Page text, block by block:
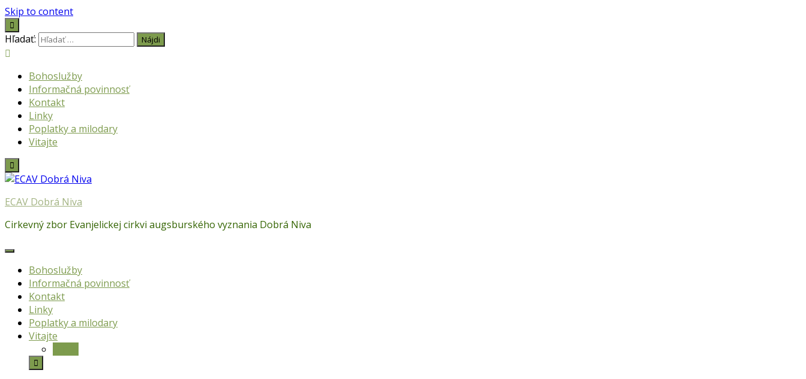
Skip to content
Hľadať:
Bohoslužby
Informačná povinnosť
Kontakt
Linky
Poplatky a milodary
Vitajte
ECAV Dobrá Niva
Cirkevný zbor Evanjelickej cirkvi augsburského vyznania Dobrá Niva
Bohoslužby
Informačná povinnosť
Kontakt
Linky
Poplatky a milodary
Vitajte